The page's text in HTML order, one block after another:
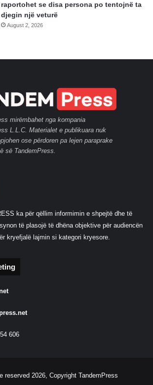
raportohet se disa persona po tentojnë ta
djegin një veturë
August 2, 2026
mirëmbahet nga kompania
L.L.C. Materialet e publikuara nuk
ose përdoren pa lejen paraprake
së TandemPress.
ka për qëllim informimin e shpejtë dhe të
të plasojë të dhëna objektive për audiencën
kryefjalë lajmin si kategori kryesore.
606
reserved 2026, Copyright TandemPress